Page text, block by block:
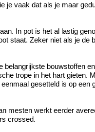
je vaak dat als je maar
In pot is het al lastig
staat. Zeker niet als je de
bouwstoffen
trope in het hart gieten.
gesetteld is op een
mesten werkt eerder
crossed.